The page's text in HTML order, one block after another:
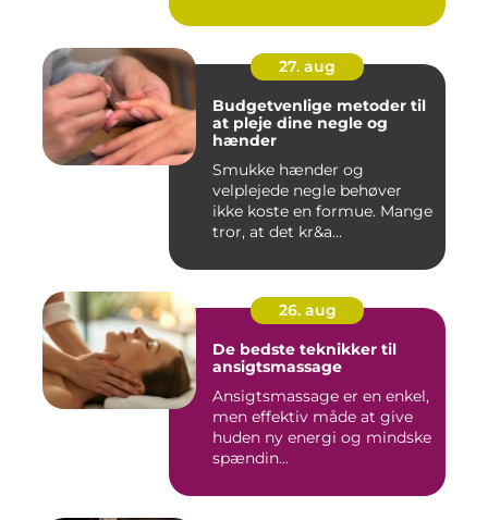
27. aug
Budgetvenlige metoder til
at pleje dine negle og
hænder
Smukke hænder og
velplejede negle behøver
ikke koste en formue. Mange
tror, at det kr&a...
26. aug
De bedste teknikker til
ansigtsmassage
Ansigtsmassage er en enkel,
men effektiv måde at give
huden ny energi og mindske
spændin...